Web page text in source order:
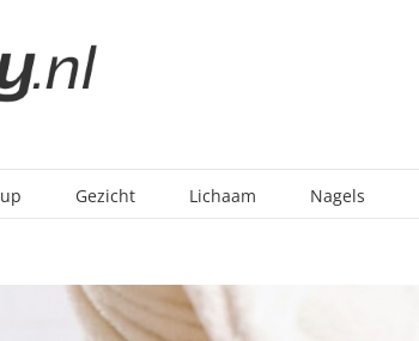
Gezicht Lichaam Nagels